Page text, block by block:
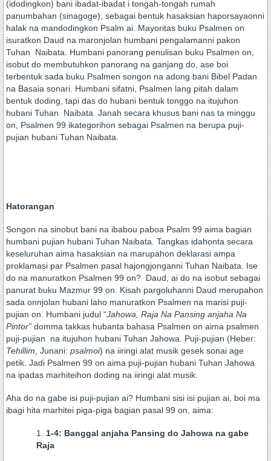
(idodingkon) bani ibadat-ibadat i tongah-tongah rumah
panumbahan (sinagoge), sebagai bentuk hasaksian haporsayaonni
halak na mandodingkon Psalm ai. Mayoritas buku Psalmen on
isuratkon Daud na maronjolan humbani pengalamanni pakon
Tuhan Naibata. Humbani panorang penulisan buku Psalmen on,
isobut do membutuhkon panorang na ganjang do, ase boi
terbentuk sada buku Psalmen songon na adong bani Bibel Padan
na Basaia sonari. Humbani sifatni, Psalmen lang pitah dalam
bentuk doding, tapi das do hubani bentuk tonggo na itujuhon
hubani Tuhan Naibata. Janah secara khusus bani nas ta minggu
on, Psalmen 99 ikategorihon sebagai Psalmen na berupa puji-
pujian hubani Tuhan Naibata.
Hatorangan
Songon na sinobut bani na ibabou paboa Psalm 99 aima bagian
humbani pujian hubani Tuhan Naibata. Tangkas idahonta secara
keseluruhan aima hasaksian na marupahon deklarasi ampa
proklamasi par Psalmen pasal hajongjonganni Tuhan Naibata. Ise
do na manuratkon Psalmen 99 on? Daud, ai do na isobut sebagai
panurat buku Mazmur 99 on. Kisah pargoluhanni Daud merupahon
sada onnjolan hubani laho manuratkon Psalmen na marisi puji-
pujian on. Humbani judul “Jahowa, Raja Na Pansing anjaha Na
Pintor” domma takkas hubanta bahasa Psalmen on aima psalmen
puji-pujian na itujuhon hubani Tuhan Jahowa. Puji-pujian (Heber:
Tehillim, Junani: psalmoi) na iiringi alat musik gesek sonai age
petik. Jadi Psalmen 99 on aima puji-pujian hubani Tuhan Jahowa
na ipadas marhiteihon doding na iiringi alat musik.
Aha do na gabe isi puji-pujian ai? Humbani sisi isi pujian ai, boi ma
ibagi hita marhitei piga-piga bagian pasal 99 on, aima:
1-4: Banggal anjaha Pansing do Jahowa na gabe
Raja